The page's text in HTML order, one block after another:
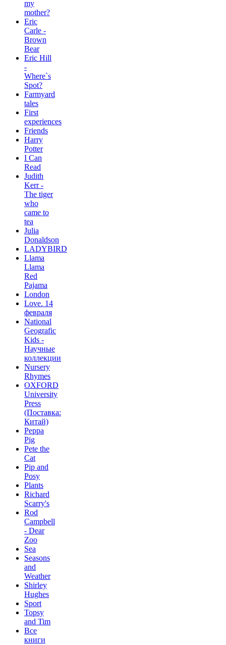
my
mother?
Eric
Carle -
Brown
Bear
Eric Hill
-
Where`s
Spot?
Farmyard
tales
First
experiences
Friends
Harry
Potter
I Can
Read
Judith
Kerr -
The tiger
who
came to
tea
Julia
Donaldson
LADYBIRD
Llama
Llama
Red
Pajama
London
Love. 14
февраля
National
Geografic
Kids -
Научные
коллекции
Nursery
Rhymes
OXFORD
University
Press
(Поставка:
Китай)
Peppa
Pig
Pete the
Сat
Pip and
Posy
Plants
Richard
Scarry's
Rod
Campbell
- Dear
Zoo
Sea
Seasons
and
Weather
Shirley
Hughes
Sport
Topsy
and Tim
Все
книги